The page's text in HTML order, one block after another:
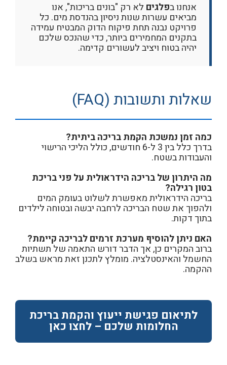
אנחנו בפלגים לא רק "בונים בריכות", אנו
מביאים עשרות שנות ניסיון בהנדסת מים. כל
פרויקט נבנה תחת פיקוח הדוק המבטיח עמידה
בתקנים המחמירים ביותר, כדי שהנכס שלכם
יהיה בטוח ויציב לעשורים קדימה.
שאלות ותשובות (FAQ)
כמה זמן נמשכת הקמת בריכה ביתית?
בדרך כלל בין 3 ל-6 חודשים, כולל הליכי הרישוי
והעבודות בשטח.
מה היתרון של בריכה הידראולית על פני בריכת
בטון רגילה?
בריכה הידראולית מאפשרת לשלוט בעומק המים
ולהפוך את שטח הבריכה לרחבה יבשה ובטוחה לילדים
בתוך דקות.
האם ניתן להוסיף מערכת זרמים לבריכה קיימת?
ברוב המקרים כן, אך הדבר דורש התאמה של תשתיות
החשמל והאינסטלציה. מומלץ לתכנן זאת מראש בשלב
ההקמה.
לתיאום פגישת ייעוץ והקמת בריכת
החלומות שלכם – לחצו כאן